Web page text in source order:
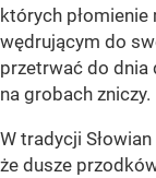
których płomienie
wędrującym do
przetrwać do dnia
na grobach zniczy.
W tradycji
że dusze